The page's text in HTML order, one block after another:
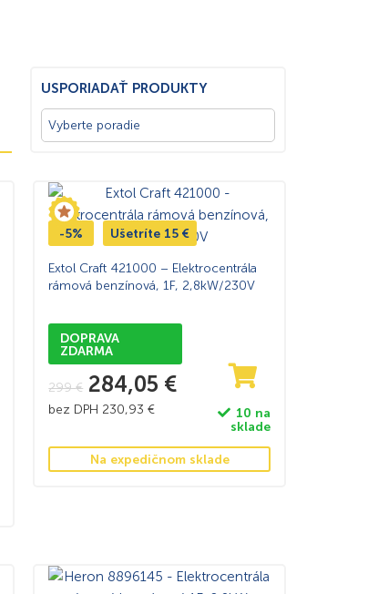
USPORIADAŤ PRODUKTY
-5% Ušetríte 15€
Extol Craft 421000 – Elektrocentrála
rámová benzínová, 1F, 2,8kW/230V
DOPRAVA
ZDARMA
299€ 284,05 €
bez DPH 230,93€
10 na
sklade
Na expedičnom sklade